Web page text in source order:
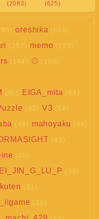
(2083) (625)
oreshika (668)
(287) memo (199)
(164) ⚾ (160)
(95) EIGA_mita (64)
(62) V3 (56)
(44) mahoyaku (44)
(41)
(40)
(39)
(31)
(28)